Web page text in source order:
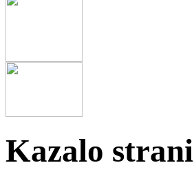
Kazalo strani